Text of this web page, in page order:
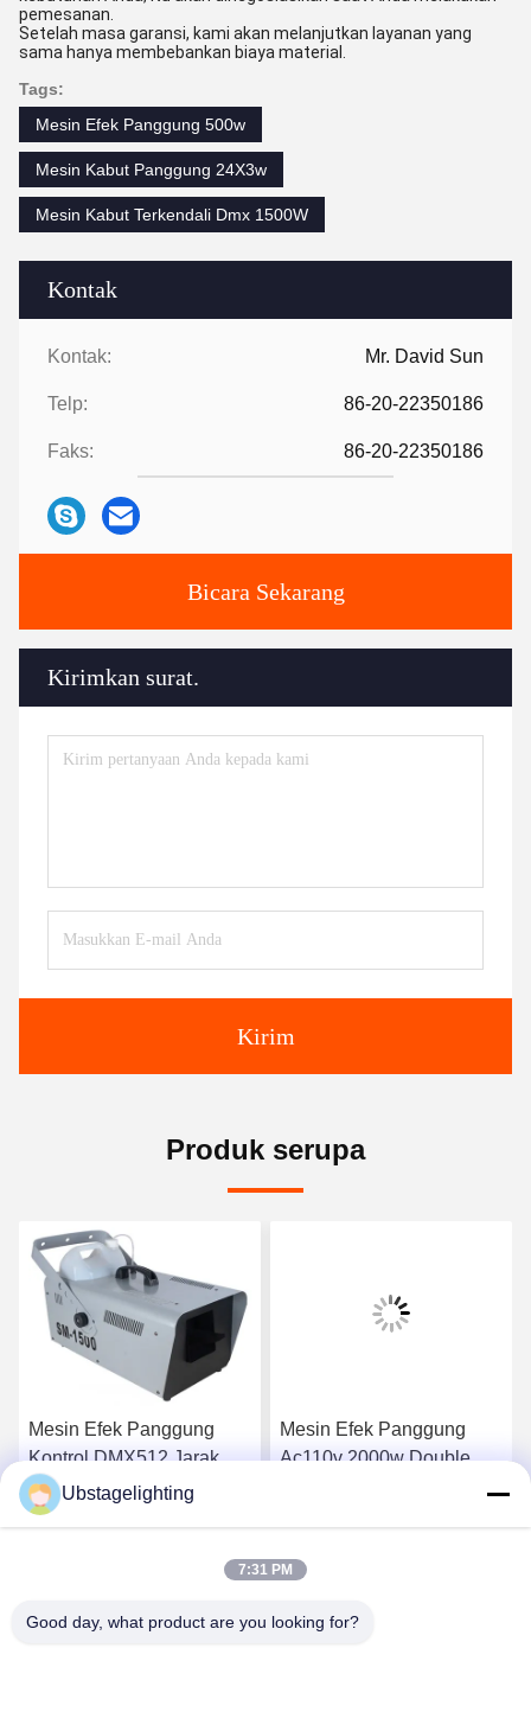
Kontak
Kontak: Mr. David Sun
Telp: 86-20-22350186
Faks: 86-20-22350186
Bicara Sekarang
Kirimkan surat.
Kirim
pemesanan.
Setelah masa garansi, kami akan melanjutkan layanan yang
sama hanya membebankan biaya material.
Tags:
Mesin Efek Panggung 500w
Mesin Kabut Panggung 24X3w
Mesin Kabut Terkendali Dmx 1500W
Produk serupa
Mesin Efek Panggung
Kontrol DMX512 Jarak
Jauh 50-60m2 1500w
Mesin Salju
Mesin Efek Panggung
Ac110v 2000w Double
Ubstagelighting
7:31 PM
Good day, what product are you looking for?